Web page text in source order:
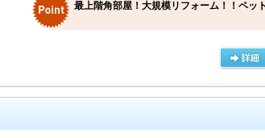
最上階角部屋！大規模リフォーム！！ペッ